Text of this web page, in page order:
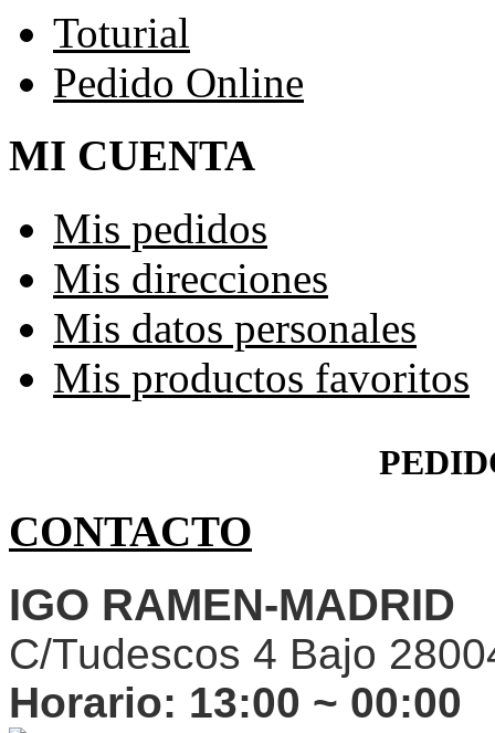
Toturial
Pedido Online
MI CUENTA
Mis pedidos
Mis direcciones
Mis datos personales
Mis productos favoritos
CONTACTO
IGO RAMEN-MADRID
C/Tudescos 4 Bajo
Horario: 13:00 ~ 00:00